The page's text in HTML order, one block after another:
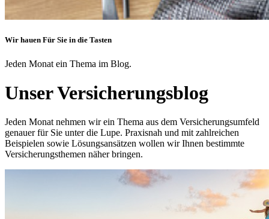
Wir hauen Für Sie in die Tasten
Jeden Monat ein Thema im Blog.
Unser Versicherungsblog
Jeden Monat nehmen wir ein Thema aus dem Versicherungsumfeld
genauer für Sie unter die Lupe. Praxisnah und mit zahlreichen
Beispielen sowie Lösungsansätzen wollen wir Ihnen bestimmte
Versicherungsthemen näher bringen.